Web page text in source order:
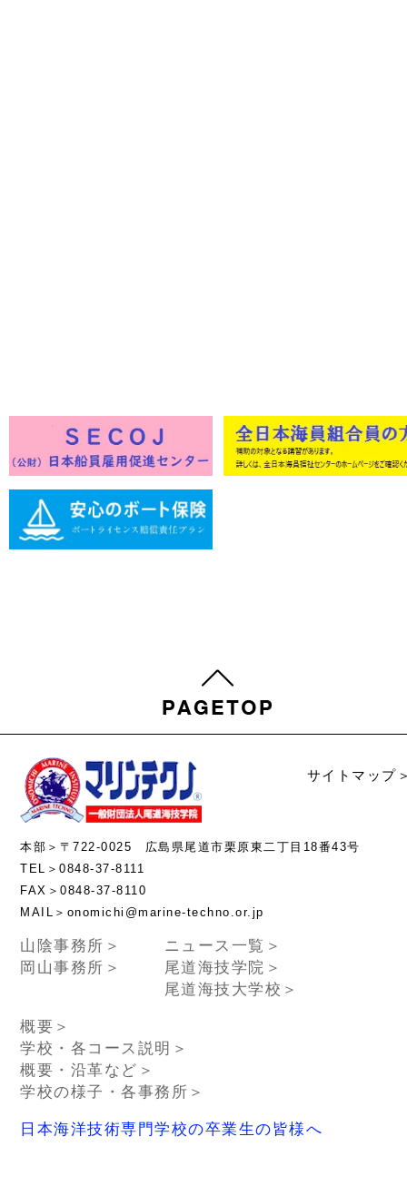
サイトマップ
本部＞〒722-0025 広島県尾道市栗原東二丁目18番43号
TEL＞0848-37-8111
FAX＞0848-37-8110
MAIL＞onomichi@marine-techno.or.jp
山陰事務所＞
岡山事務所＞
ニュース一覧＞
尾道海技学院＞
尾道海技大学校＞
概要＞
学校・各コース説明＞
概要・沿革など＞
学校の様子・各事務所＞
日本海洋技術専門学校の卒業生の皆様へ